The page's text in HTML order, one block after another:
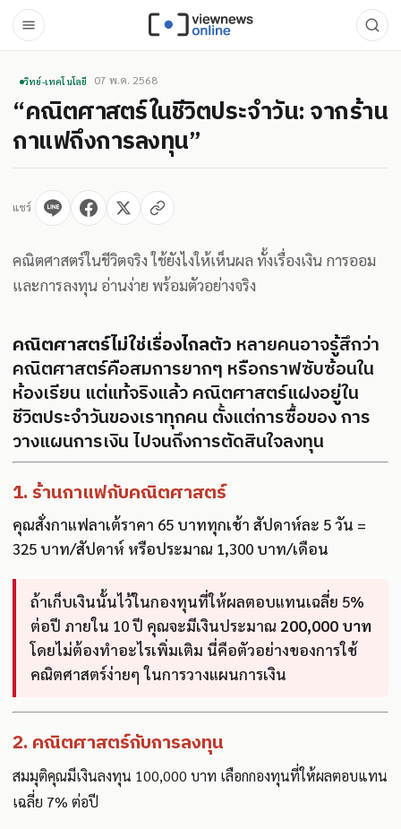
วิทย์-เทคโนโลยี 07 พ.ค. 2568
“คณิตศาสตร์ในชีวิตประจำวัน: จากร้าน
กาแฟถึงการลงทุน”
แชร์
คณิตศาสตร์ในชีวิตจริง ใช้ยังไงให้เห็นผล ทั้งเรื่องเงิน การออม
และการลงทุน อ่านง่าย พร้อมตัวอย่างจริง
คณิตศาสตร์ไม่ใช่เรื่องไกลตัว หลายคนอาจรู้สึกว่า
คณิตศาสตร์คือสมการยากๆ หรือกราฟซับซ้อนใน
ห้องเรียน แต่แท้จริงแล้ว คณิตศาสตร์แฝงอยู่ใน
ชีวิตประจำวันของเราทุกคน ตั้งแต่การซื้อของ การ
วางแผนการเงิน ไปจนถึงการตัดสินใจลงทุน
1. ร้านกาแฟกับคณิตศาสตร์
คุณสั่งกาแฟลาเต้ราคา 65 บาททุกเช้า สัปดาห์ละ 5 วัน =
325 บาท/สัปดาห์ หรือประมาณ 1,300 บาท/เดือน
ถ้าเก็บเงินนั้นไว้ในกองทุนที่ให้ผลตอบแทนเฉลี่ย 5%
ต่อปี ภายใน 10 ปี คุณจะมีเงินประมาณ 200,000 บาท
โดยไม่ต้องทำอะไรเพิ่มเติม นี่คือตัวอย่างของการใช้
คณิตศาสตร์ง่ายๆ ในการวางแผนการเงิน
2. คณิตศาสตร์กับการลงทุน
สมมุติคุณมีเงินลงทุน 100,000 บาท เลือกกองทุนที่ให้ผลตอบแทน
เฉลี่ย 7% ต่อปี